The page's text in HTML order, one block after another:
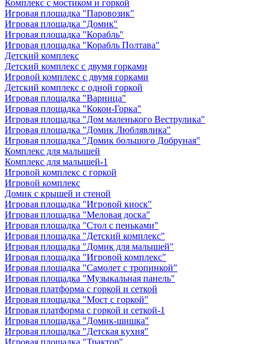
Комплекс с мостиком и горкой
Игровая площадка "Паровозик"
Игровая площадка "Домик"
Игровая площадка "Корабль"
Игровая площадка "Корабль Полтава"
Детский комплекс
Детский комплекс с двумя горками
Игровой комплекс с двумя горками
Детский комплекс с одной горкой
Игровая площадка "Варница"
Игровая площадка "Кокон-Горка"
Игровая площадка "Дом маленького Веструлика"
Игровая площадка "Домик Люблявлика"
Игровая площадка "Домик большого Добруная"
Комплекс для малышей
Комплекс для малышей-1
Игровой комплекс с горкой
Игровой комплекс
Домик с крышей и стеной
Игровая площадка "Игровой киоск"
Игровая площадка "Меловая доска"
Игровая площадка "Стол с пеньками"
Игровая площадка "Детский комплекс"
Игровая площадка "Домик для малышей"
Игровая площадка "Игровой комплекс"
Игровая площадка "Самолет с тропинкой"
Игровая площадка "Музыкальная панель"
Игровая платформа с горкой и сеткой
Игровая площадка "Мост с горкой"
Игровая платформа с горкой и сеткой-1
Игровая площадка "Домик-шишка"
Игровая площадка "Детская кухня"
Игровая площадка "Трактор"